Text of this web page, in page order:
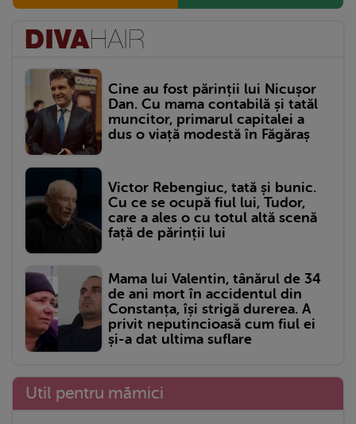
Cine au fost părinții lui Nicușor
Dan. Cu mama contabilă și tatăl
muncitor, primarul capitalei a
dus o viață modestă în Făgăraș
Victor Rebengiuc, tată și bunic.
Cu ce se ocupă fiul lui, Tudor,
care a ales o cu totul altă scenă
față de părinții lui
Mama lui Valentin, tânărul de 34
de ani mort în accidentul din
Constanța, își strigă durerea. A
privit neputincioasă cum fiul ei
și-a dat ultima suflare
Util pentru mămici